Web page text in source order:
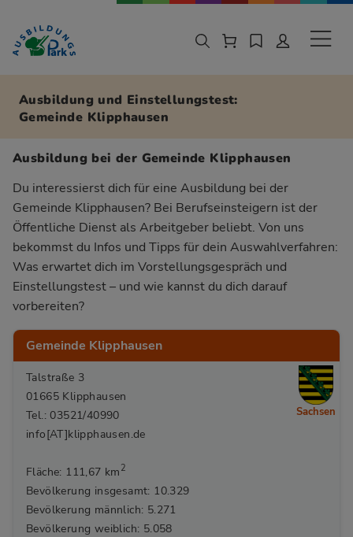
Zur Navigation springen
Zu den Hauptinhalten springen
Ausbildung und Einstellungstest:
Gemeinde Klipphausen
Ausbildung bei der Gemeinde Klipphausen
Du interessierst dich für eine Ausbildung bei der
Gemeinde Klipphausen? Bei Berufseinsteigern ist der
Öffentliche Dienst als Arbeitgeber beliebt. Von uns
bekommst du Infos und Tipps für dein Auswahlverfahren:
Was erwartet dich im Vorstellungsgespräch und
Einstellungstest – und wie kannst du dich darauf
vorbereiten?
Gemeinde Klipphausen
Talstraße 3
01665 Klipphausen
Tel.: 03521/40990
info[AT]klipphausen.de
Fläche: 111,67 km 2
Bevölkerung insgesamt: 10.329
Bevölkerung männlich: 5.271
Bevölkerung weiblich: 5.058
Sachsen